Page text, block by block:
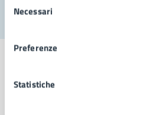
delNecessari
Preferenze
Statistiche